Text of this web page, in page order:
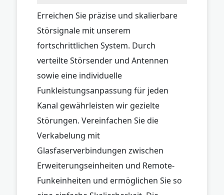
Erreichen Sie präzise und skalierbare
Störsignale mit unserem
fortschrittlichen System. Durch
verteilte Störsender und Antennen
sowie eine individuelle
Funkleistungsanpassung für jeden
Kanal gewährleisten wir gezielte
Störungen. Vereinfachen Sie die
Verkabelung mit
Glasfaserverbindungen zwischen
Erweiterungseinheiten und Remote-
Funkeinheiten und ermöglichen Sie so